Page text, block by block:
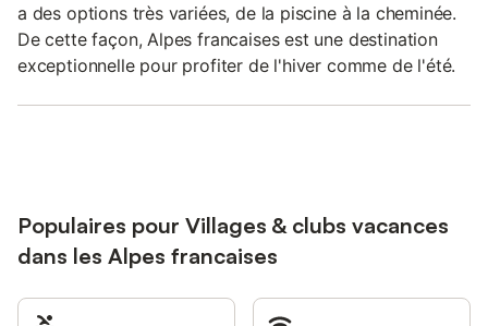
a des options très variées, de la piscine à la cheminée.
De cette façon, Alpes francaises est une destination
exceptionnelle pour profiter de l'hiver comme de l'été.
Populaires pour Villages & clubs vacances
dans les Alpes francaises